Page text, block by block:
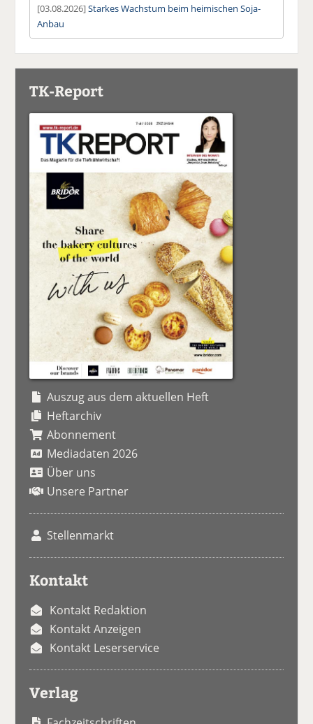
[03.08.2026]Starkes Wachstum beim heimischen Soja-
Anbau
TK-Report
Auszug aus dem aktuellen Heft
Heftarchiv
Abonnement
Mediadaten 2026
Über uns
Unsere Partner
Stellenmarkt
Kontakt
Kontakt Redaktion
Kontakt Anzeigen
Kontakt Leserservice
Verlag